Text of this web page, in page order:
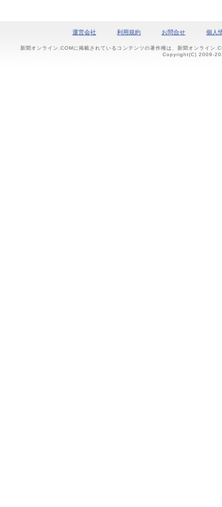
運営会社 利用規約 お問合せ 個人
新聞オンライン.COMに掲載されているコンテンツの著作権は、新聞オンライン
Copyright(C) 2009-